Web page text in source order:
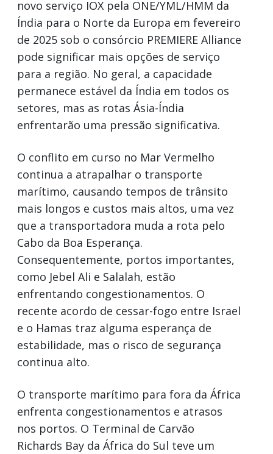
novo serviço IOX pela ONE/YML/HMM da
Índia para o Norte da Europa em fevereiro
de 2025 sob o consórcio PREMIERE Alliance
pode significar mais opções de serviço
para a região. No geral, a capacidade
permanece estável da Índia em todos os
setores, mas as rotas Ásia-Índia
enfrentarão uma pressão significativa.
O conflito em curso no Mar Vermelho
continua a atrapalhar o transporte
marítimo, causando tempos de trânsito
mais longos e custos mais altos, uma vez
que a transportadora muda a rota pelo
Cabo da Boa Esperança.
Consequentemente, portos importantes,
como Jebel Ali e Salalah, estão
enfrentando congestionamentos. O
recente acordo de cessar-fogo entre Israel
e o Hamas traz alguma esperança de
estabilidade, mas o risco de segurança
continua alto.
O transporte marítimo para fora da África
enfrenta congestionamentos e atrasos
nos portos. O Terminal de Carvão
Richards Bay da África do Sul teve um